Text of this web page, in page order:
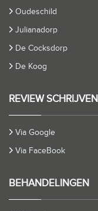
Oudeschild
Julianadorp
De Cocksdorp
De Koog
REVIEW SCHRIJVEN
Via Google
Via FaceBook
BEHANDELINGEN